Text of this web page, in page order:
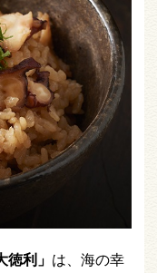
利」 は、海の幸